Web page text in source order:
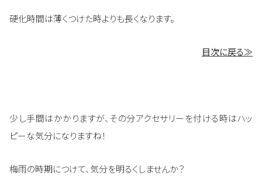
硬化時間は薄くつけた時よりも長くなります。
目次に戻る≫
少し手間はかかりますが、その分アクセサリーを付ける時はハッ
ピーな気分になりますね！
梅雨の時期につけて、気分を明るくしませんか？